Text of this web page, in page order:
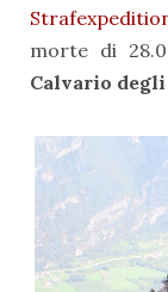
morte di
Calvario